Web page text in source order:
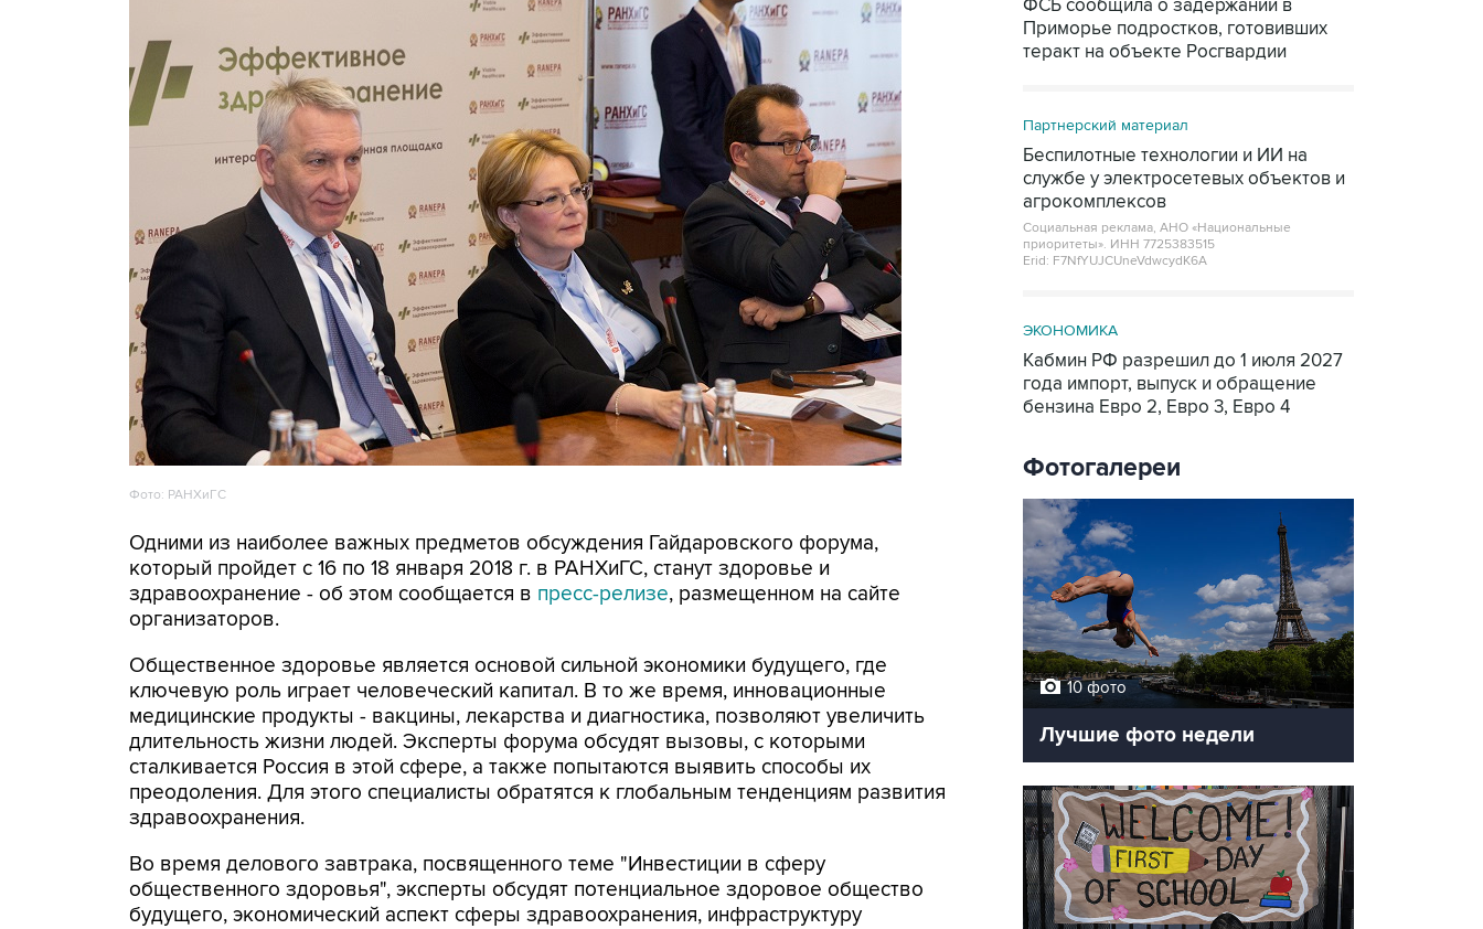
Фото: РАНХиГС
Одними из наиболее важных предметов обсуждения Гайдаровского форума,
который пройдет с 16 по 18 января 2018 г. в РАНХиГС, станут здоровье и
здравоохранение - об этом сообщается в пресс-релизе, размещенном на сайте
организаторов.
Общественное здоровье является основой сильной экономики будущего, где
ключевую роль играет человеческий капитал. В то же время, инновационные
медицинские продукты - вакцины, лекарства и диагностика, позволяют увеличить
длительность жизни людей. Эксперты форума обсудят вызовы, с которыми
сталкивается Россия в этой сфере, а также попытаются выявить способы их
преодоления. Для этого специалисты обратятся к глобальным тенденциям развития
здравоохранения.
Во время делового завтрака, посвященного теме "Инвестиции в сферу
общественного здоровья", эксперты обсудят потенциальное здоровое общество
будущего, экономический аспект сферы здравоохранения, инфраструктуру
ФСБ сообщила о задержании в
Приморье подростков, готовивших
теракт на объекте Росгвардии
Партнерский материал
Беспилотные технологии и ИИ на
службе у электросетевых объектов и
агрокомплексов
Социальная реклама, АНО «Национальные
приоритеты». ИНН 7725383515
Erid: F7NfYUJCUneVdwcydK6A
ЭКОНОМИКА
Кабмин РФ разрешил до 1 июля 2027
года импорт, выпуск и обращение
бензина Евро 2, Евро 3, Евро 4
Фотогалереи
10 фото
Лучшие фото недели